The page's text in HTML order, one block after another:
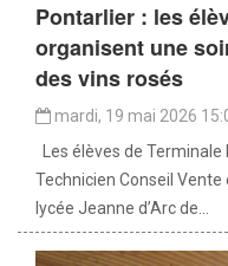
Pontarlier : les
organisent une
des vins rosés
mardi, 19 mai 2026
Les élèves de
Technicien Conseil
lycée Jeanne d’Arc de...